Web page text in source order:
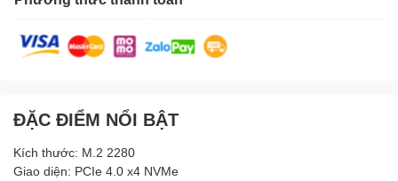
ĐẶC ĐIỂM NỔI BẬT
Kích thước: M.2 2280
Giao diện: PCIe 4.0 x4 NVMe